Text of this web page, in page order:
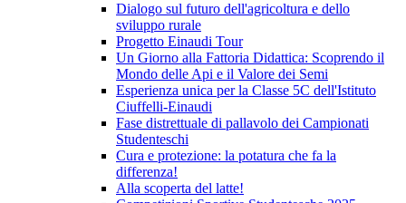
Dialogo sul futuro dell'agricoltura e dello
sviluppo rurale
Progetto Einaudi Tour
Un Giorno alla Fattoria Didattica: Scoprendo il
Mondo delle Api e il Valore dei Semi
Esperienza unica per la Classe 5C dell'Istituto
Ciuffelli-Einaudi
Fase distrettuale di pallavolo dei Campionati
Studenteschi
Cura e protezione: la potatura che fa la
differenza!
Alla scoperta del latte!